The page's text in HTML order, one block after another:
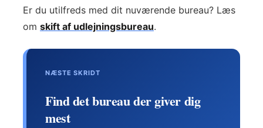
Er du utilfreds med dit nuværende bureau? Læs
om skift af udlejningsbureau.
NÆSTE SKRIDT
Find det bureau der giver dig
mest